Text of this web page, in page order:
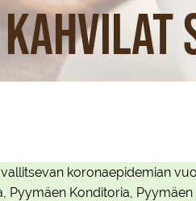
Kahvilat
koronaepidemian
Pyymäen Konditoria,